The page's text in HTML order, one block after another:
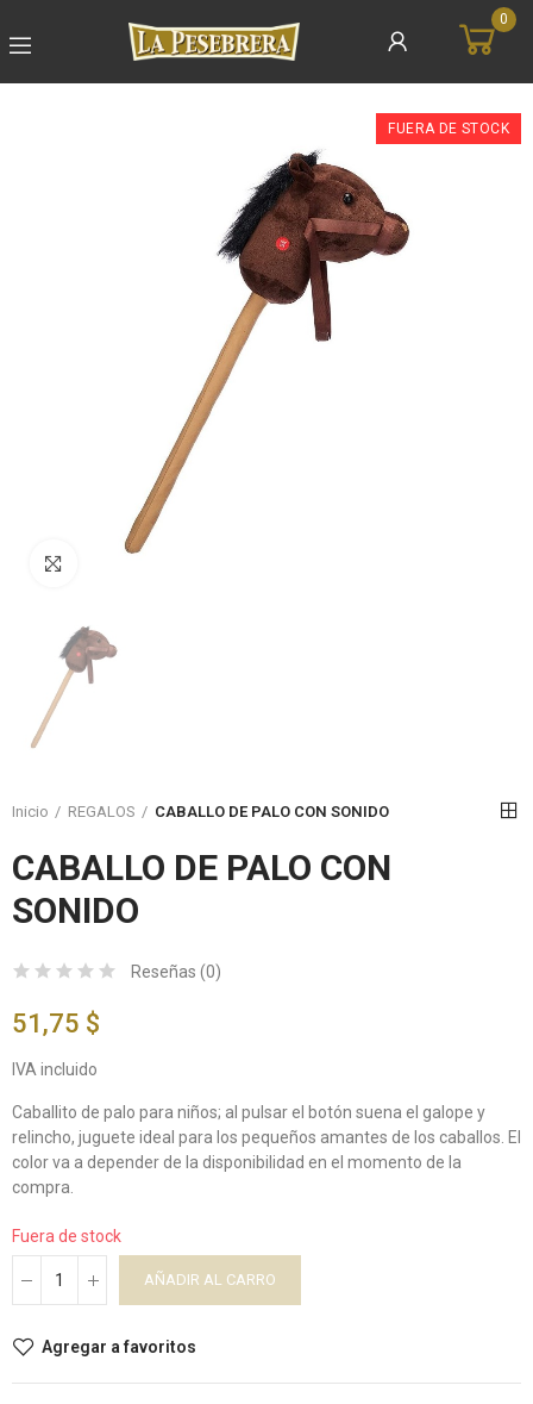
0
FUERA DE STOCK
Inicio REGALOS CABALLO DE PALO CON SONIDO
CABALLO DE PALO CON
SONIDO
Reseñas (0)
51,75 $
IVA incluido
Caballito de palo para niños; al pulsar el botón suena el galope y
relincho, juguete ideal para los pequeños amantes de los caballos. El
color va a depender de la disponibilidad en el momento de la
compra.
Fuera de stock
AÑADIR AL CARRO
Agregar a favoritos